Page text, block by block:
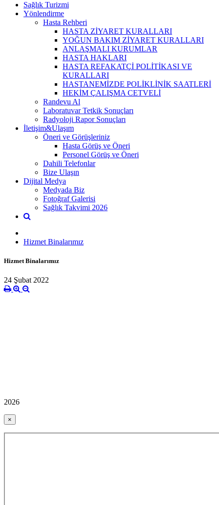
Sağlık Turizmi
Yönlendirme
Hasta Rehberi
HASTA ZİYARET KURALLARI
YOĞUN BAKIM ZİYARET KURALLARI
ANLAŞMALI KURUMLAR
HASTA HAKLARI
HASTA REFAKATÇİ POLİTİKASI VE
KURALLARI
HASTANEMİZDE POLİKLİNİK SAATLERİ
HEKİM ÇALIŞMA CETVELİ
Randevu Al
Laboratuvar Tetkik Sonuçları
Radyoloji Rapor Sonuçları
İletişim&Ulaşım
Öneri ve Görüşleriniz
Hasta Görüş ve Öneri
Personel Görüş ve Öneri
Dahili Telefonlar
Bize Ulaşın
Dijital Medya
Medyada Biz
Fotoğraf Galerisi
Sağlık Takvimi 2026
Hizmet Binalarımız
Hizmet Binalarımız
24 Şubat 2022
2026
×